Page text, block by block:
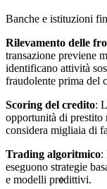
✧
Banche e istituzioni
Rilevamento delle
transazione previene
identificano attività
fraudolente prima del
Scoring del credito:
opportunità di
considera migliaia di
Trading algoritmico:
eseguono strategie
e modelli predittivi.